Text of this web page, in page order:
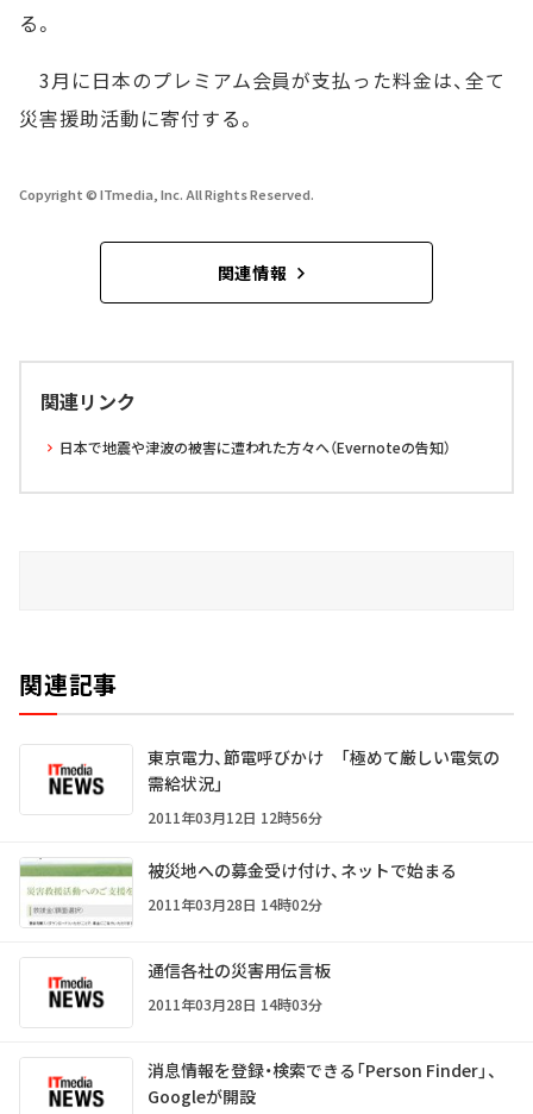
る。
3月に日本のプレミアム会員が支払った料金は、全て
災害援助活動に寄付する。
Copyright © ITmedia, Inc. All Rights Reserved.
関連情報
関連リンク
日本で地震や津波の被害に遭われた方々へ（Evernoteの告知）
関連記事
東京電力、節電呼びかけ 「極めて厳しい電気の
需給状況」
2011年03月12日 12時56分
被災地への募金受け付け、ネットで始まる
2011年03月28日 14時02分
通信各社の災害用伝言板
2011年03月28日 14時03分
消息情報を登録・検索できる「Person Finder」、
Googleが開設